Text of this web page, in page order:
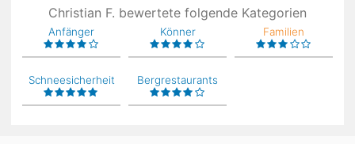
Christian F. bewertete folgende Kategorien
Anfänger Könner Familien
Schneesicherheit Bergrestaurants